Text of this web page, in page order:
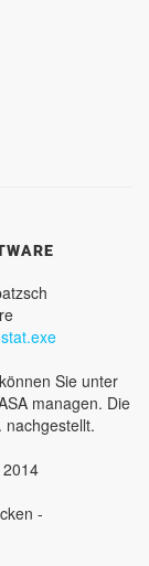
Sie unter
managen. Die
-